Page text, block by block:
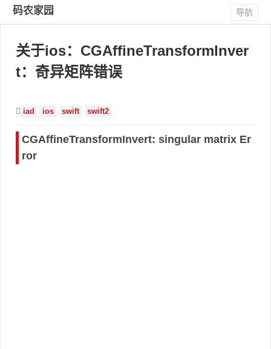
码农家园 导航
关于ios：CGAffineTransformInver
t：奇异矩阵错误
iad ios swift swift2
CGAffineTransformInvert: singular matrix Er
ror